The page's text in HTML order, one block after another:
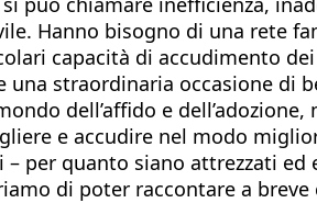
Hanno bisogno di una rete
capacità di accudimento
straordinaria occasione di
dell’affido e
e accudire nel modo
per quanto siano attrezzati
di poter raccontare a